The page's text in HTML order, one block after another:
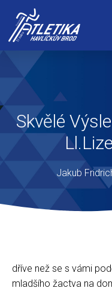
Skvělé
Jakub
dříve než se s vámi
mladšího žactva na